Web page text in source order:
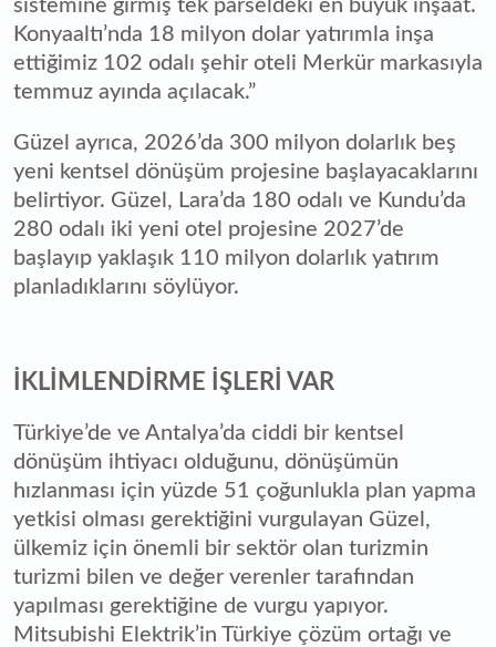
sistemine girmiş tek parseldeki en büyük inşaat.
Konyaaltı’nda 18 milyon dolar yatırımla inşa
ettiğimiz 102 odalı şehir oteli Merkür markasıyla
temmuz ayında açılacak.”
Güzel ayrıca, 2026’da 300 milyon dolarlık beş
yeni kentsel dönüşüm projesine başlayacaklarını
belirtiyor. Güzel, Lara’da 180 odalı ve Kundu’da
280 odalı iki yeni otel projesine 2027’de
başlayıp yaklaşık 110 milyon dolarlık yatırım
planladıklarını söylüyor.
İKLİMLENDİRME İŞLERİ VAR
Türkiye’de ve Antalya’da ciddi bir kentsel
dönüşüm ihtiyacı olduğunu, dönüşümün
hızlanması için yüzde 51 çoğunlukla plan yapma
yetkisi olması gerektiğini vurgulayan Güzel,
ülkemiz için önemli bir sektör olan turizmin
turizmi bilen ve değer verenler tarafından
yapılması gerektiğine de vurgu yapıyor.
Mitsubishi Elektrik’in Türkiye çözüm ortağı ve